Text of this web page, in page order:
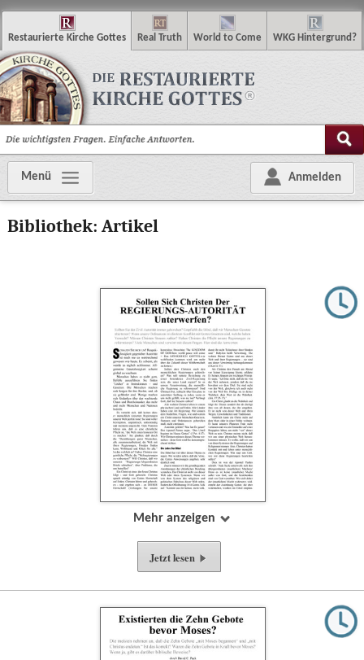
Restaurierte Kirche Gottes Real Truth World to Come WKG Hintergrund ?
Anmelden
Menü
Bibliothek: Artikel
Mehr anzeigen
Jetzt lesen